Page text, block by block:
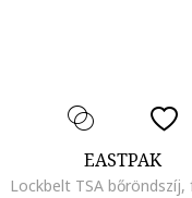
EASTPAK
Lockbelt TSA bőröndszíj,